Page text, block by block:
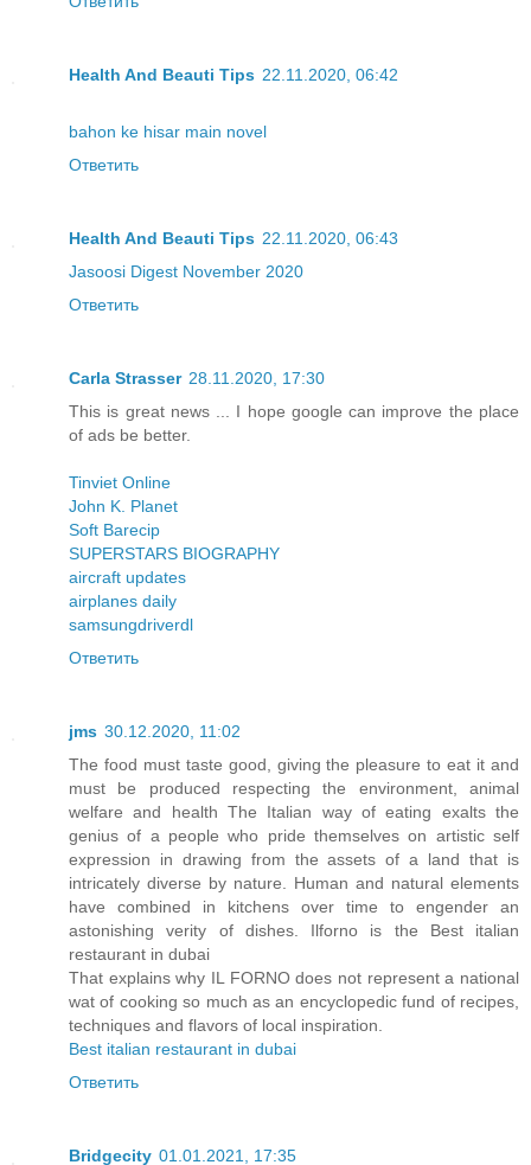
Health And Beauti Tips 22.11.2020, 06:42
bahon ke hisar main novel
Ответить
Health And Beauti Tips 22.11.2020, 06:43
Jasoosi Digest November 2020
Ответить
Carla Strasser 28.11.2020, 17:30
This is great news ... I hope google can improve the place
of ads be better.
Tinviet Online
John K. Planet
Soft Barecip
SUPERSTARS BIOGRAPHY
aircraft updates
airplanes daily
samsungdriverdl
Ответить
jms 30.12.2020, 11:02
The food must taste good, giving the pleasure to eat it and
must be produced respecting the environment, animal
welfare and health The Italian way of eating exalts the
genius of a people who pride themselves on artistic self
expression in drawing from the assets of a land that is
intricately diverse by nature. Human and natural elements
have combined in kitchens over time to engender an
astonishing verity of dishes. Ilforno is the Best italian
restaurant in dubai
That explains why IL FORNO does not represent a national
wat of cooking so much as an encyclopedic fund of recipes,
techniques and flavors of local inspiration.
Best italian restaurant in dubai
Ответить
Bridgecity 01.01.2021, 17:35